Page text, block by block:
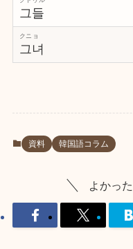
그들
그녀
クニョ
資料 韓国語コラム
よかっ